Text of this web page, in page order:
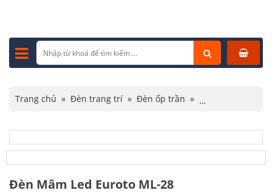
Trang chủ » Đèn trang trí » Đèn ốp trần »
Đèn Mâm Led Euroto ML-28